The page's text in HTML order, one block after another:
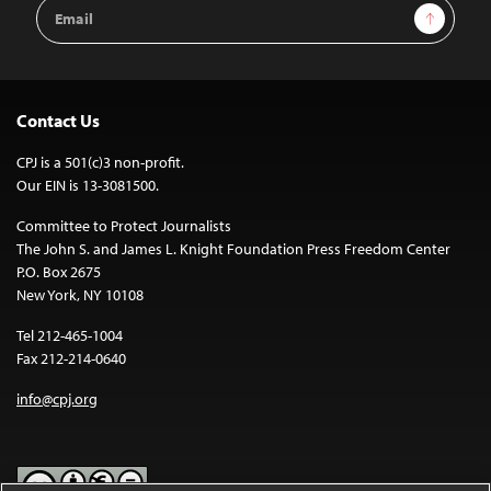
Address
Sign Up
Contact Us
CPJ is a 501(c)3 non-profit.
Our EIN is 13-3081500.
Committee to Protect Journalists
The John S. and James L. Knight Foundation Press Freedom Center
P.O. Box 2675
New York, NY 10108
Tel 212-465-1004
Fax 212-214-0640
info@cpj.org